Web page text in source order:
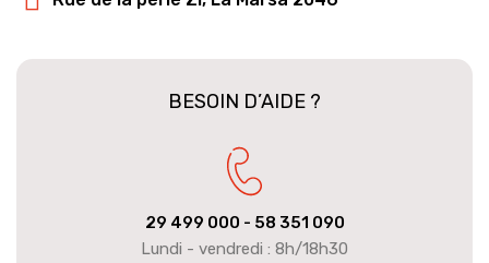
BESOIN D’AIDE ?
29 499 000 - 58 351 090
Lundi - vendredi : 8h/18h30